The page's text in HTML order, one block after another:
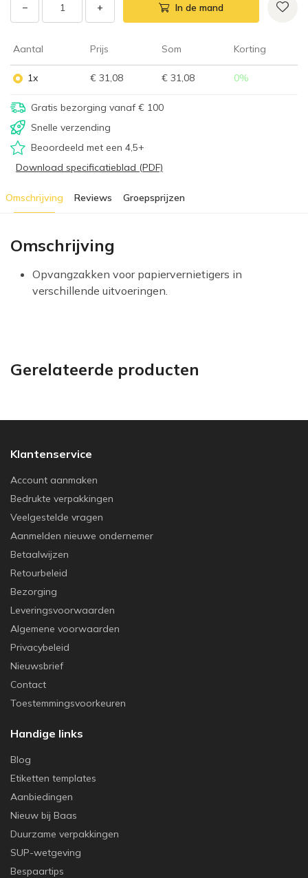
− + In de mand
Aantal Prijs Som Korting
1x € 31,08 € 31,08 0%
Gratis bezorging vanaf € 100
Snelle verzending
Beoordeeld met een 4,5+
Download specificatieblad (PDF)
Omschrijving Reviews Groepsprijzen
Omschrijving
Opvangzakken voor papiervernietigers in
verschillende uitvoeringen.
Gerelateerde producten
Klantenservice
Account aanmaken
Bedrukte verpakkingen
Veelgestelde vragen
Aanmelden nieuwe ondernemer
Betaalwijzen
Retourbeleid
Bezorging
Leveringsvoorwaarden
Algemene voorwaarden
Privacybeleid
Nieuwsbrief
Contact
Toestemmingsvoorkeuren
Handige links
Blog
Etiketten templates
Aanbiedingen
Nieuw bij Baas
Duurzame verpakkingen
SUP-wetgeving
Bespaartips